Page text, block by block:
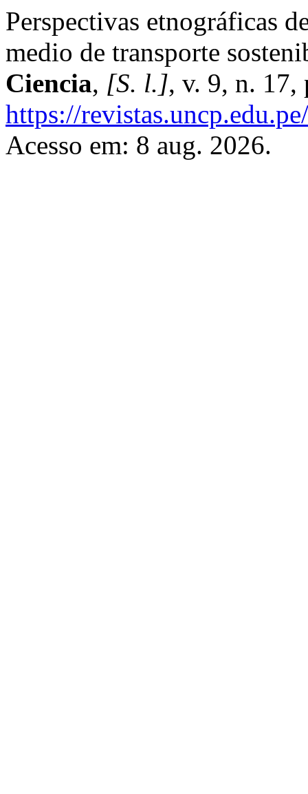
Perspectivas etnográficas
medio de transporte
Ciencia, [S. l.], v. 9, n.
https://
Acesso em: 8 aug. 2026.